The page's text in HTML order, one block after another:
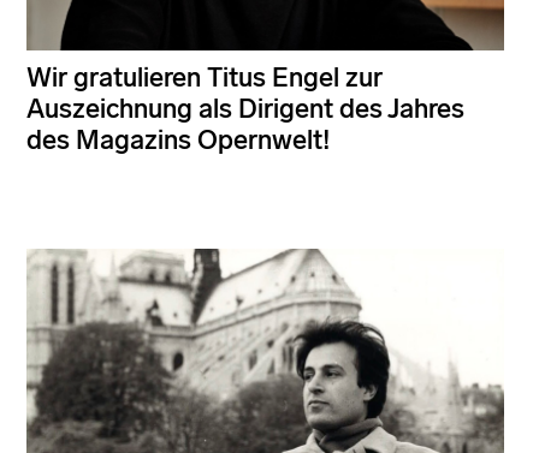
Wir gratulieren Titus Engel zur
Auszeichnung als Dirigent des Jahres
des Magazins Opernwelt!